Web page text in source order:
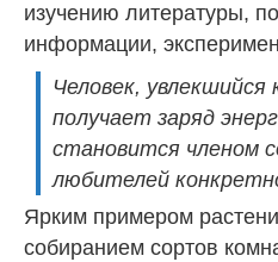
изучению литературы,
информации,
Человек, увлекшийся
получает заряд
становится членом
любителей
Ярким примером
собиранием сортов